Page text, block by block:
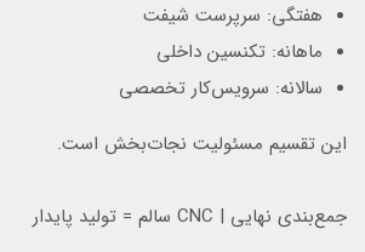
هفتگی: سرپرست شیفت
ماهانه: تکنسین داخلی
سالانه: سرویس‌کار تخصصی
این تقسیم مسئولیت نجات‌بخش است.
جمع‌بندی نهایی | CNC سالم = تولید پایدار